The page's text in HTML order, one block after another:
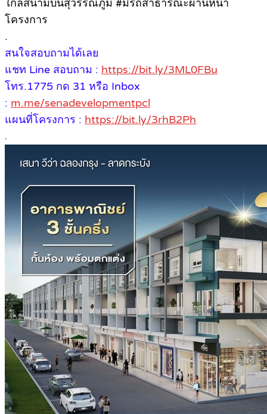
ใกล้สนามบินสุวรรณภูมิ #มีรถสาธารณะผ่านหน้า
โครงการ
.
สนใจสอบถามได้เลย
แชท Line สอบถาม : https://bit.ly/3ML0FBu
โทร.1775 กด 31 หรือ Inbox
: m.me/senadevelopmentpcl
แผนที่โครงการ : https://bit.ly/3rhB2Ph
.